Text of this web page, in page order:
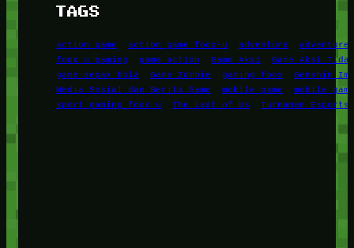
TAGS
action game action game foox-u adventure
adventure
foox u gaming
game action Game Aksi
Game Aksi Tidak
game sepak bola
Game Zombie gaming foox
Genshin
Media Sosial dan Berita Game
mobile game
mobile
sport gaming foox u
The Last of Us Turnamen Esports